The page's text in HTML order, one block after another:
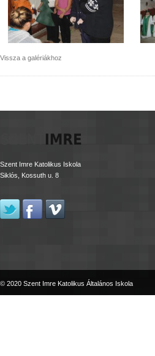
Vissza a galériákhoz
Szent Imre Katolikus Iskola
Siklós, Kossuth u. 8
© 2020 Szent Imre Katolikus Általános Iskola